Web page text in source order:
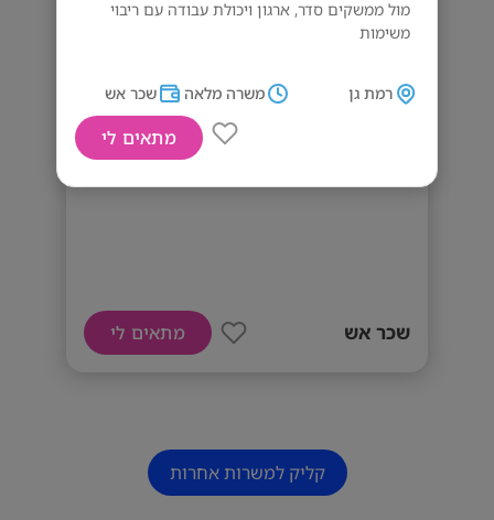
מול ממשקים סדר, ארגון ויכולת עבודה עם ריבוי
משימות
רמת גן משרה מלאה שכר אש
מתאים לי
הראל מגייסת רפרנט/ית תפעול!
שכר אש מתאים לי
קליק למשרות אחרות